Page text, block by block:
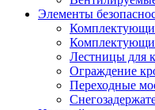
Элементы
Лестницы для
Ограждение
Переходные